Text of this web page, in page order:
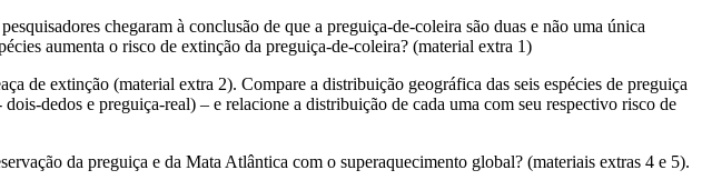
chegaram à conclusão de que a preguiça‐de‐coleira são duas e não uma única
aumenta o risco de extinção da preguiça‐de‐coleira? (material extra 1)
de extinção (material extra 2). Compare a distribuição geográfica das seis espécies de preguiça
dois‐dedos e preguiça‐real) – e relacione a distribuição de cada uma com seu respectivo risco de
da preguiça e da Mata Atlântica com o superaquecimento global? (materiais extras 4 e 5).